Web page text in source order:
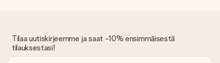
Tämä tarkoittaa sitä, että lahja toimitetaan suoraan
vastaanottajalle, mikä tekee siitä todellisen yllätyksen!
Tilaa uutiskirjeemme ja saat -10% ensimmäisestä
tilauksestasi!